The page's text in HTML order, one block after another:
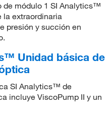
de módulo 1 SI Analytics™
la extraordinaria
presión y succión en
Unidad básica de
SI Analytics™ de
incluye ViscoPump II y un